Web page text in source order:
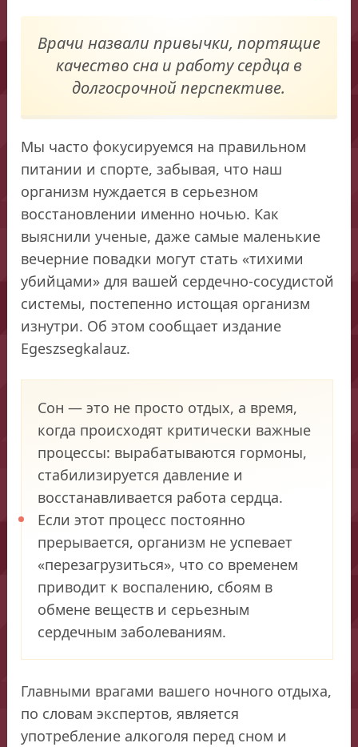
Врачи назвали привычки, портящие
качество сна и работу сердца в
долгосрочной перспективе.
Мы часто фокусируемся на правильном
питании и спорте, забывая, что наш
организм нуждается в серьезном
восстановлении именно ночью. Как
выяснили ученые, даже самые маленькие
вечерние повадки могут стать «тихими
убийцами» для вашей сердечно-сосудистой
системы, постепенно истощая организм
изнутри. Об этом сообщает издание
Egeszsegkalauz.
Сон — это не просто отдых, а время,
когда происходят критически важные
процессы: вырабатываются гормоны,
стабилизируется давление и
восстанавливается работа сердца.
Если этот процесс постоянно
прерывается, организм не успевает
«перезагрузиться», что со временем
приводит к воспалению, сбоям в
обмене веществ и серьезным
сердечным заболеваниям.
Главными врагами вашего ночного отдыха,
по словам экспертов, является
употребление алкоголя перед сном и